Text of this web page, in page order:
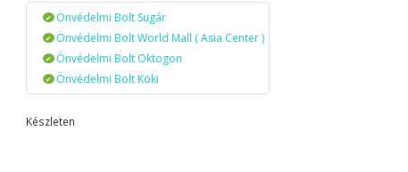
Önvédelmi Bolt Sugár
Önvédelmi Bolt World Mall ( Asia Center )
Önvédelmi Bolt Oktogon
Önvédelmi Bolt Köki
Készleten